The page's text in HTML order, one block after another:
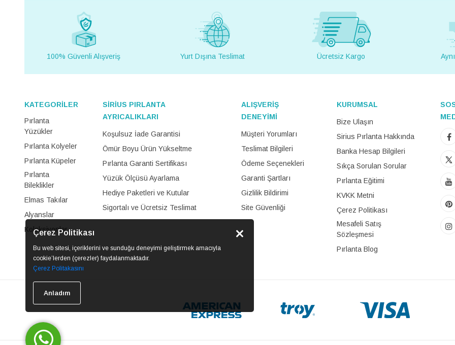
Çerez Politikası
Bu web sitesi, içeriklerini ve sunduğu deneyimi geliştirmek amacıyla
cookie’lerden (çerezler) faydalanmaktadır.
Çerez Politakasını
Anladım
100% Güvenli Alışveriş Yurt Dışına Teslimat Ücretsiz Kargo
KATEGORİLER
Pırlanta
Yüzükler
Pırlanta Kolyeler
Pırlanta Küpeler
Pırlanta
Bileklikler
Elmas Takılar
Alyanslar
Koleksiyonlar
SİRİUS PIRLANTA
AYRICALIKLARI
Koşulsuz İade Garantisi
Ömür Boyu Ürün Yükseltme
Pırlanta Garanti Sertifikası
Yüzük Ölçüsü Ayarlama
Hediye Paketleri ve Kutular
Sigortalı ve Ücretsiz Teslimat
ALIŞVERİŞ
DENEYİMİ
Müşteri Yorumları
Teslimat Bilgileri
Ödeme Seçenekleri
Garanti Şartları
Gizlilik Bildirimi
Site Güvenliği
KURUMSAL
Bize Ulaşın
Sirius Pırlanta Hakkında
Banka Hesap Bilgileri
Sıkça Sorulan Sorular
Pırlanta Eğitimi
KVKK Metni
Çerez Politikası
Mesafeli Satış
Sözleşmesi
Pırlanta Blog